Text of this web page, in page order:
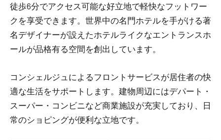
徒歩6分でアクセス可能な好立地で軽快なフットワー
クを享受できます。世界中の名門ホテルを手がける著
名デザイナーが設えたホテルライクなエントランスホ
ールが品格有る空間を創出しています。
コンシェルジュによるフロントサービスが居住者の快
適な生活をサポートします。建物周辺にはデパート・
スーパー・コンビニなど商業施設が充実しており、日
常のショピングが便利な立地です。